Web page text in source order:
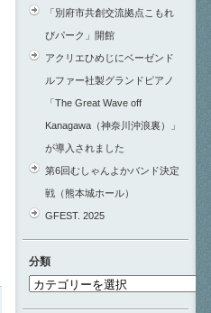
「別府市共創交流拠点こもれ
びパーク」開館
アクリエひめじにベーゼンド
ルファー社製グランドピアノ
「The Great Wave off
Kanagawa（神奈川沖浪裏）」
が導入されました
第6回むしゃんよかバンド決定
戦（熊本城ホール）
GFEST. 2025
分類
分
類